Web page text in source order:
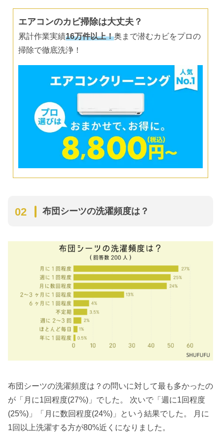
エアコンのカビ掃除は大丈夫？
累計作業実績16万件以上！奥まで潜むカビをプロの
掃除で徹底洗浄！
布団シーツの洗濯頻度は？
布団シーツの洗濯頻度は？の問いに対して最も多かったの
が「月に1回程度(27%)」でした。 次いで「週に1回程度
(25%)」「月に数回程度(24%)」という結果でした。 月に
1回以上洗濯する方が80%近くになりました。